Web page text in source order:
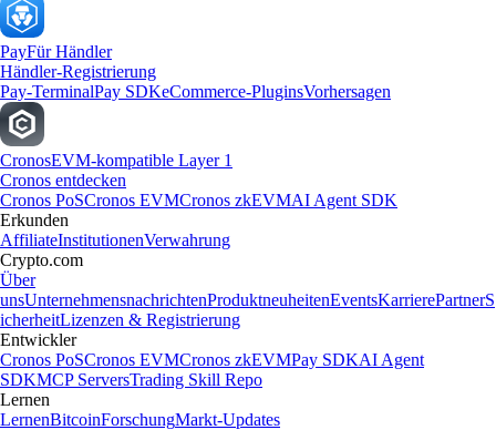
PayFür Händler
Händler-Registrierung
Pay-TerminalPay SDKeCommerce-PluginsVorhersagen
CronosEVM-kompatible Layer 1
Cronos entdecken
Cronos PoSCronos EVMCronos zkEVMAI Agent SDK
Erkunden
AffiliateInstitutionenVerwahrung
Crypto.com
Über
unsUnternehmensnachrichtenProduktneuheitenEventsKarrierePartnerS
icherheitLizenzen & Registrierung
Entwickler
Cronos PoSCronos EVMCronos zkEVMPay SDKAI Agent
SDKMCP ServersTrading Skill Repo
Lernen
LernenBitcoinForschungMarkt-Updates